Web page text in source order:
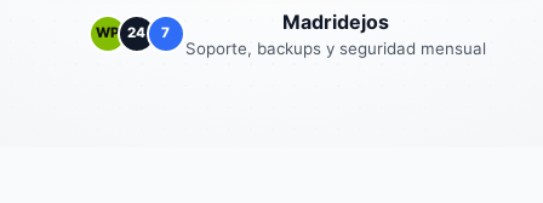
WP 24 7 Madridejos
Soporte, backups y seguridad mensual